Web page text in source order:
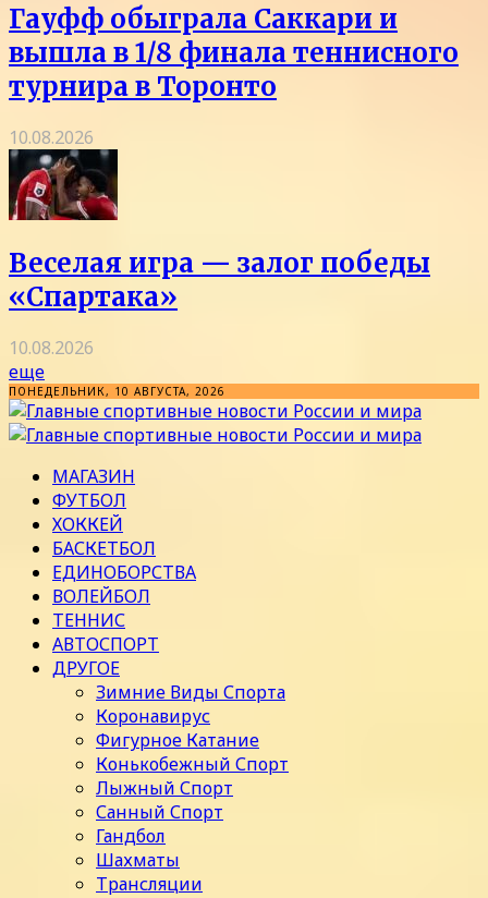
Гауфф обыграла Саккари и
вышла в 1/8 финала теннисного
турнира в Торонто
10.08.2026
Веселая игра — залог победы
«Спартака»
10.08.2026
еще
ПОНЕДЕЛЬНИК, 10 АВГУСТА, 2026
МАГАЗИН
ФУТБОЛ
ХОККЕЙ
БАСКЕТБОЛ
ЕДИНОБОРСТВА
ВОЛЕЙБОЛ
ТЕННИС
АВТОСПОРТ
ДРУГОЕ
Зимние Виды Спорта
Коронавирус
Фигурное Катание
Конькобежный Спорт
Лыжный Спорт
Санный Спорт
Гандбол
Шахматы
Трансляции